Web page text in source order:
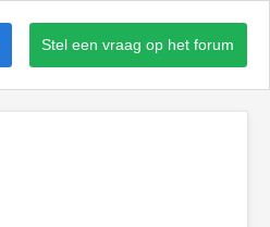
Stel een vraag op het forum